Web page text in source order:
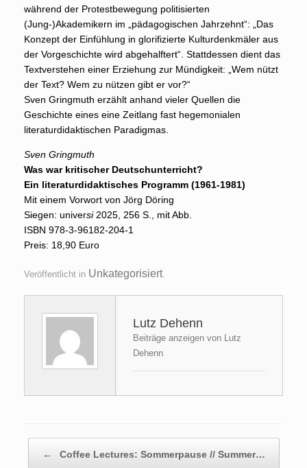
während der Protestbewegung politisierten
(Jung-)Akademikern im „pädagogischen Jahrzehnt“: „Das
Konzept der Einfühlung in glorifizierte Kulturdenkmäler aus
der Vorgeschichte wird abgehalftert“. Stattdessen dient das
Textverstehen einer Erziehung zur Mündigkeit: „Wem nützt
der Text? Wem zu nützen gibt er vor?“
Sven Gringmuth erzählt anhand vieler Quellen die
Geschichte eines eine Zeitlang fast hegemonialen
literaturdidaktischen Paradigmas.
Sven Gringmuth
Was war kritischer Deutschunterricht?
Ein literaturdidaktisches Programm (1961-1981)
Mit einem Vorwort von Jörg Döring
Siegen: universi2025, 256 S., mit Abb.
ISBN 978-3-96182-204-1
Preis: 18,90 Euro
Veröffentlicht in Unkategorisiert.
Lutz Dehenn
Beiträge anzeigen von Lutz
Dehenn
← Coffee Lectures: Sommerpause // Summer…